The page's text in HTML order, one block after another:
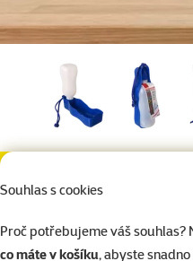
Souhlas s cookies
Proč potřebujeme váš
co máte v košíku, abyste